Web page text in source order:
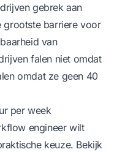
gebrek aan
grootste barriere voor
van
falen niet omdat
omdat ze geen 40
per week
engineer wilt
keuze. Bekijk